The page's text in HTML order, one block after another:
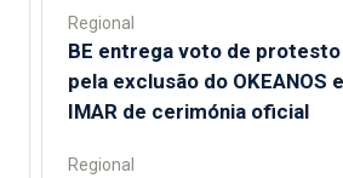
Regional
BE entrega voto de protesto
pela exclusão do OKEANOS e
IMAR de cerimónia oficial
Regional